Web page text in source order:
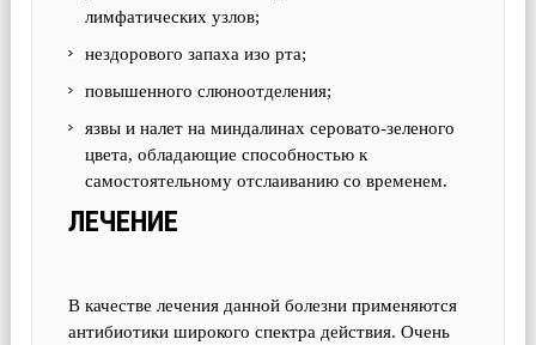
лимфатических узлов;
нездорового запаха изо рта;
повышенного слюноотделения;
язвы и налет на миндалинах серовато-зеленого
цвета, обладающие способностью к
самостоятельному отслаиванию со временем.
ЛЕЧЕНИЕ
В качестве лечения данной болезни применяются
антибиотики широкого спектра действия. Очень